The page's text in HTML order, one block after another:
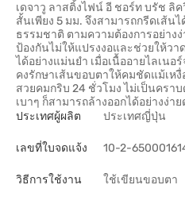
เดจาวู ลาสติ้งไฟน์ อี ชอร์ท บรัช ลิ
สั้นเพียง 5 มม. จึงสามารถกรีดเส้น
ธรรมชาติ ตามความต้องการอย่าง
ป้องกันไม่ให้แปรงงอและช่วยให้วา
ได้อย่างแม่นยำ เมื่อเนื้ออายไลเน
คงรักษาเส้นขอบตาให้คมชัดแม้เห
สวยคมกริบ 24 ชั่วโมง ไม่เป็นครา
เบาๆ ก็สามารถล้างออกได้อย่างง่าย
ประเทศผู้ผลิต
ประเทศญี่ปุ่น
เลขที่ใบจดแจ้ง 10-2-
วิธีการใช้งาน ใช้เขียนขอบตา